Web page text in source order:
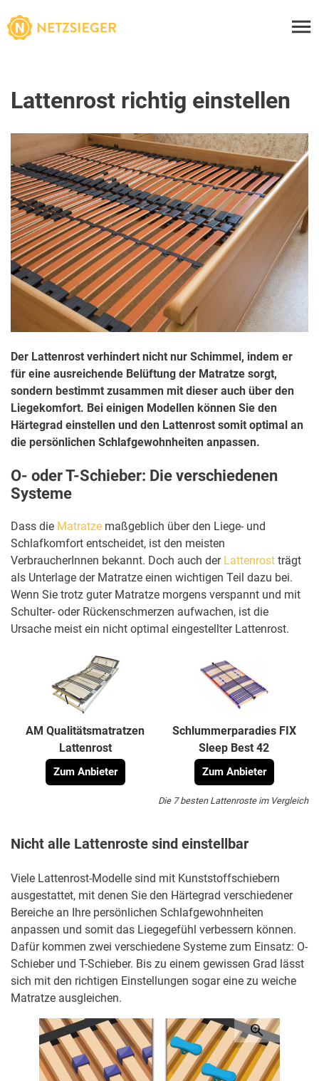
Lattenrost richtig einstellen
Der Lattenrost verhindert nicht nur Schimmel, indem er
für eine ausreichende Belüftung der Matratze sorgt,
sondern bestimmt zusammen mit dieser auch über den
Liegekomfort. Bei einigen Modellen können Sie den
Härtegrad einstellen und den Lattenrost somit optimal an
die persönlichen Schlafgewohnheiten anpassen.
O- oder T-Schieber: Die verschiedenen
Systeme
Dass die Matratze maßgeblich über den Liege- und
Schlafkomfort entscheidet, ist den meisten
VerbraucherInnen bekannt. Doch auch der Lattenrost trägt
als Unterlage der Matratze einen wichtigen Teil dazu bei.
Wenn Sie trotz guter Matratze morgens verspannt und mit
Schulter- oder Rückenschmerzen aufwachen, ist die
Ursache meist ein nicht optimal eingestellter Lattenrost.
AM Qualitätsmatratzen
Lattenrost
Zum Anbieter
Schlummerparadies FIX
Sleep Best 42
Zum Anbieter
Die 7 besten Lattenroste im Vergleich
Nicht alle Lattenroste sind einstellbar
Viele Lattenrost-Modelle sind mit Kunststoffschiebern
ausgestattet, mit denen Sie den Härtegrad verschiedener
Bereiche an Ihre persönlichen Schlafgewohnheiten
anpassen und somit das Liegegefühl verbessern können.
Dafür kommen zwei verschiedene Systeme zum Einsatz: O-
Schieber und T-Schieber. Bis zu einem gewissen Grad lässt
sich mit den richtigen Einstellungen sogar eine zu weiche
Matratze ausgleichen.